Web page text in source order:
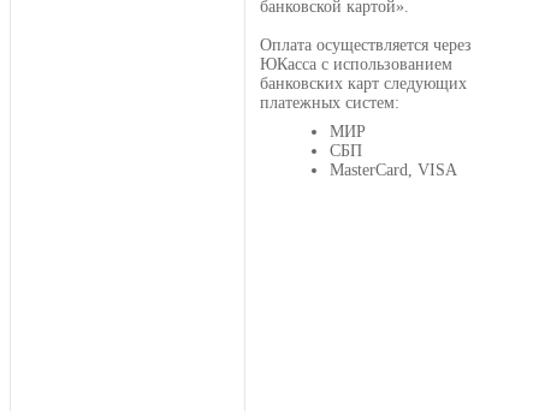
банковской картой».
Оплата осуществляется через
ЮКасса с использованием
банковских карт следующих
платежных систем:
МИР
СБП
MasterCard, VISA